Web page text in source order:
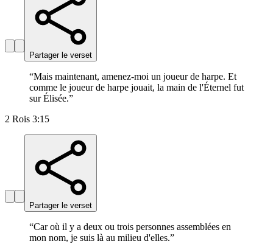
Partager le verset
“Mais maintenant, amenez-moi un joueur de harpe. Et
comme le joueur de harpe jouait, la main de l'Éternel fut
sur Élisée.”
2 Rois 3:15
Partager le verset
“Car où il y a deux ou trois personnes assemblées en
mon nom, je suis là au milieu d'elles.”